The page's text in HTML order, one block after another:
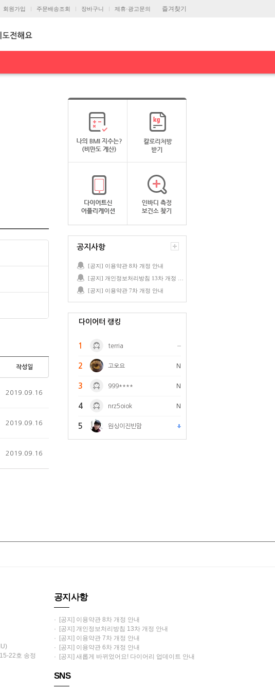
즐겨찾기
회원가입 주문배송조회 장바구니 제휴·광고문의
작성일
2019.09.16
2019.09.16
2019.09.16
공지사항
[공지] 이용약관 8차 개정 안내
[공지] 이용약관 7차 개정 안내
다이어터 랭킹
1 terria
2 고오요 N
3 999**** N
4 nrz5oiok N
5 원싱이진빈맘
22호 송정
공지사항
· [공지] 이용약관 8차 개정 안내
· [공지] 개인정보처리방침 13차 개정 안내
· [공지] 이용약관 7차 개정 안내
· [공지] 이용약관 6차 개정 안내
· [공지] 새롭게 바뀌었어요! 다이어리 업데이트 안내
SNS